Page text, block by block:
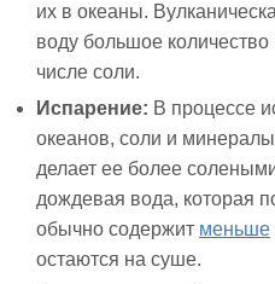
их в океаны.
воду большое
числе соли.
Испарение: В процессе
океанов, соли и
делает ее более
дождевая вода, которая
обычно содержит меньше
остаются на суше.